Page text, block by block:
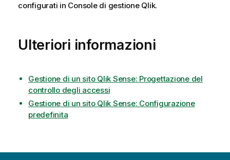
configurati in Console di gestione Qlik.
Ulteriori informazioni
Gestione di un sito Qlik Sense: Progettazione del
controllo degli accessi
Gestione di un sito Qlik Sense: Configurazione
predefinita